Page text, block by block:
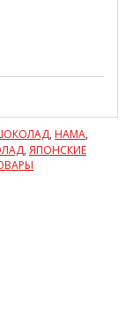
, НАМА,
,ЯПОНСКИЕ